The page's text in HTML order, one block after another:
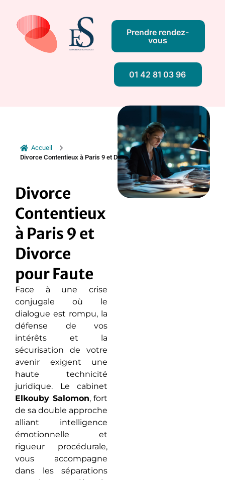
Prendre rendez-
vous
01 42 81 03 96
Accueil
Divorce Contentieux à Paris 9 et Divorce pour Faute
Divorce
Contentieux
à Paris 9 et
Divorce
pour Faute
Face à une crise
conjugale où le
dialogue est rompu, la
défense de vos
intérêts et la
sécurisation de votre
avenir exigent une
haute technicité
juridique. Le cabinet
Elkouby Salomon, fort
de sa double approche
alliant intelligence
émotionnelle et
rigueur procédurale,
vous accompagne
dans les séparations